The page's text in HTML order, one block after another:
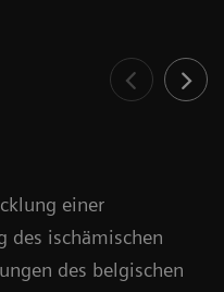
einer
des ischämischen
des belgischen